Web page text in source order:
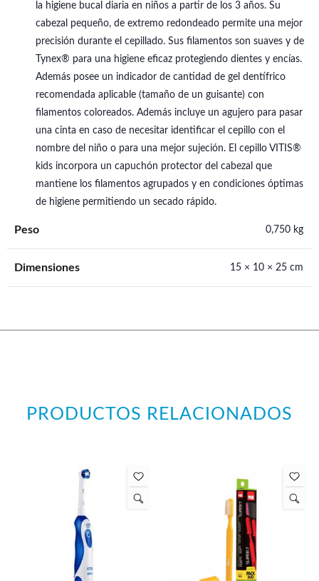
la higiene bucal diaria en niños a partir de los 3 años. Su
cabezal pequeño, de extremo redondeado permite una mejor
precisión durante el cepillado. Sus filamentos son suaves y de
Tynex® para una higiene eficaz protegiendo dientes y encías.
Además posee un indicador de cantidad de gel dentífrico
recomendada aplicable (tamaño de un guisante) con
filamentos coloreados. Además incluye un agujero para pasar
una cinta en caso de necesitar identificar el cepillo con el
nombre del niño o para una mejor sujeción. El cepillo VITIS®
kids incorpora un capuchón protector del cabezal que
mantiene los filamentos agrupados y en condiciones óptimas
de higiene permitiendo un secado rápido.
Peso 0,750 kg
Dimensiones 15 × 10 × 25 cm
PRODUCTOS RELACIONADOS